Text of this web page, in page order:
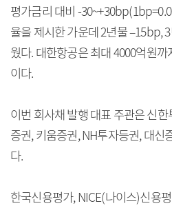
평가금리 대비 -
율을 제시한 가운데 2년물 –15bp,
웠다. 대한항공은 최대 4000억원
이다.
이번 회사채 발행 대표 주관은 신
증권, 키움증권, NH투자등권, 대신
다.
한국신용평가, NICE(나이스)신용